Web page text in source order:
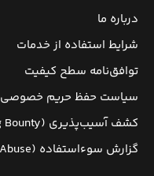
درباره ما
شرایط استفاده از خدمات
توافق‌نامه سطح کیفیت
سیاست حفظ حریم خصوصی
کشف آسیب‌پذیری (Bug Bounty)
گزارش سوءاستفاده (Report Abuse)